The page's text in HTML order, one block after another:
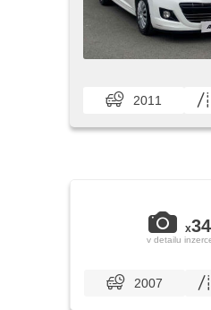
2011
x34
v detailu
2007